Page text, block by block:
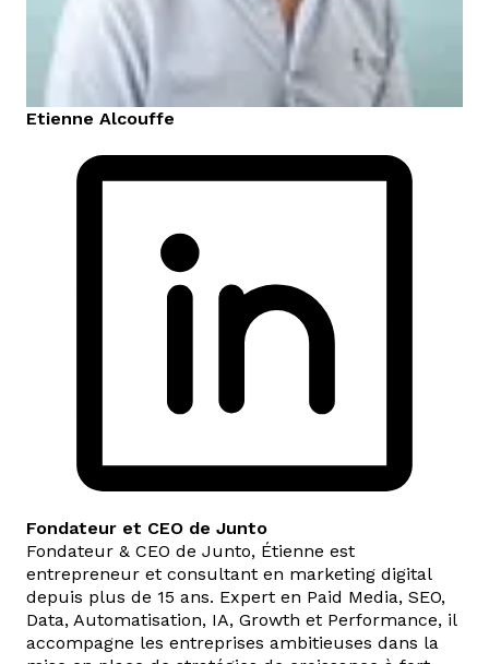
Etienne Alcouffe
Fondateur et CEO de Junto
Fondateur & CEO de Junto, Étienne est
entrepreneur et consultant en marketing digital
depuis plus de 15 ans. Expert en Paid Media, SEO,
Data, Automatisation, IA, Growth et Performance, il
accompagne les entreprises ambitieuses dans la